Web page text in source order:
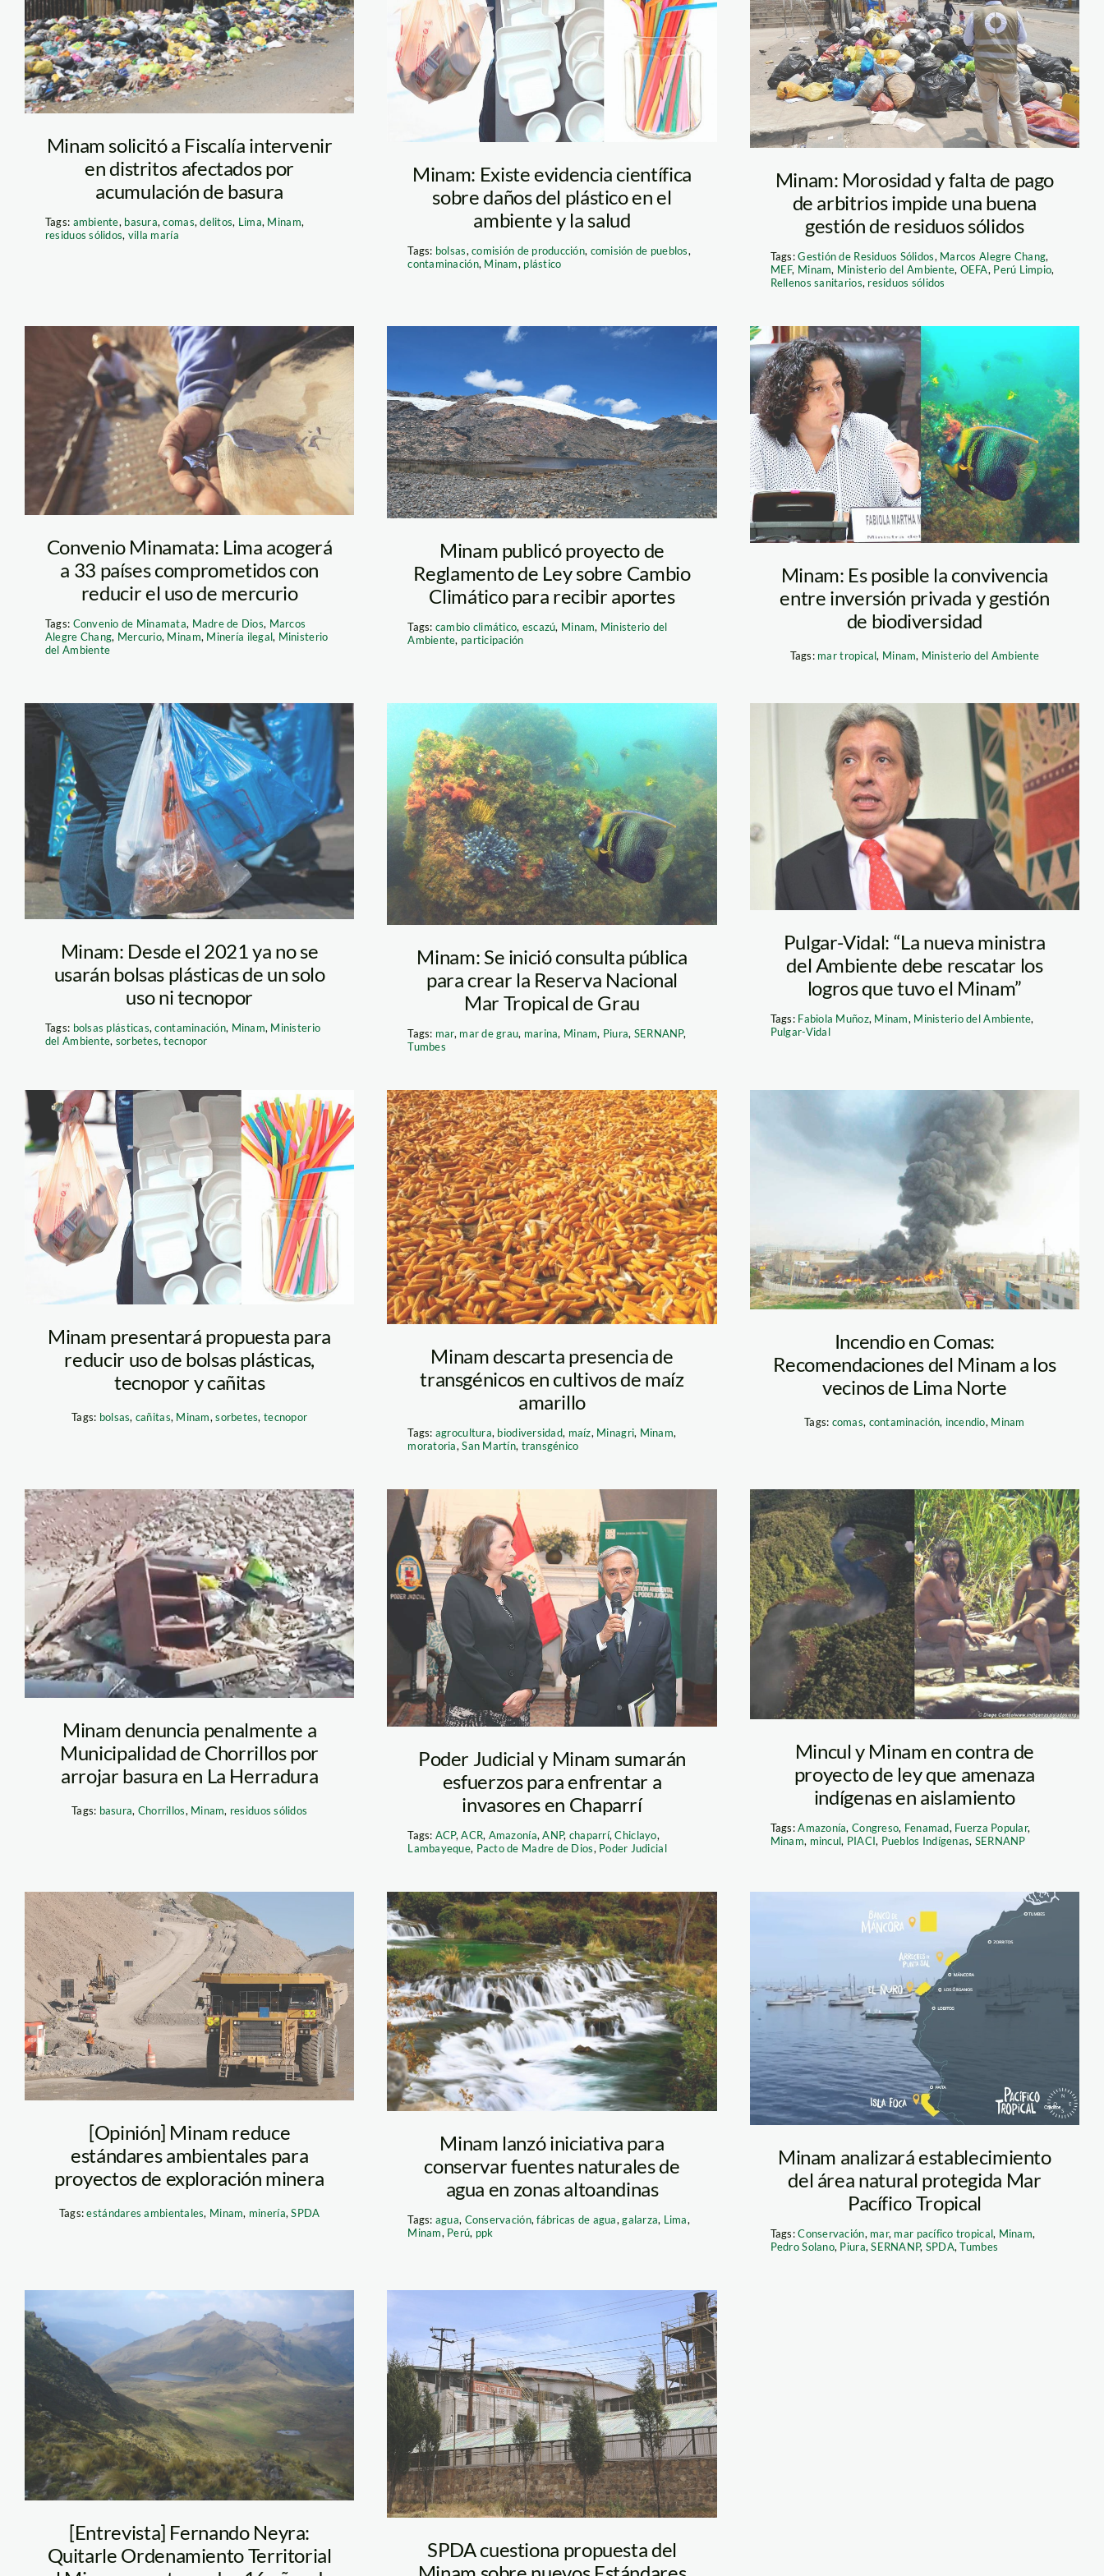
Minam solicitó a Fiscalía intervenir
en distritos afectados por
acumulación de basura
Tags: ambiente, basura,comas,delitos, Lima, Minam,
residuos sólidos, villa maría
tecnopor
Minam: Existe evidencia científica
sobre daños del plástico en el
ambiente y la salud
Tags: bolsas,comisión de producción, comisión de pueblos,
contaminación, Minam, plástico
– oefa 1
Minam: Morosidad y falta de pago
de arbitrios impide una buena
gestión de residuos sólidos
Tags:Gestión de Residuos Sólidos, Marcos Alegre Chang,
MEF, Minam, Ministerio del Ambiente, OEFA, Perú Limpio,
Rellenos sanitarios, residuos sólidos
mercurio – el
colombiano
Convenio Minamata: Lima acogerá
a 33 países comprometidos con
reducir el uso de mercurio
Tags: Convenio de Minamata, Madre de Dios, Marcos
Alegre Chang, Mercurio, Minam, Minería ilegal, Ministerio
del Ambiente
cambio climatico
– jaime tranca –
spda
Minam publicó proyecto de
Reglamento de Ley sobre Cambio
Climático para recibir aportes
Tags: cambio climático, escazú, Minam, Ministerio del
Ambiente, participación
fabiola-munoz-1
—minam
Minam: Es posible la convivencia
entre inversión privada y gestión
de biodiversidad
Tags: mar tropical, Minam, Ministerio del Ambiente
bolsas—ahora-
noticias
Minam: Desde el 2021 ya no se
usarán bolsas plásticas de un solo
uso ni tecnopor
Tags: bolsas plásticas,contaminación, Minam, Ministerio
del Ambiente, sorbetes,tecnopor
Pacifico-Tropical-
Yuri-Hooker
Minam: Se inició consulta pública
para crear la Reserva Nacional
Mar Tropical de Grau
Tags: mar, mar de grau, marina, Minam, Piura, SERNANP,
Tumbes
manuel pulgar –
canal n
Pulgar-Vidal: “La nueva ministra
del Ambiente debe rescatar los
logros que tuvo el Minam”
Tags: Fabiola Muñoz, Minam, Ministerio del Ambiente,
Pulgar-Vidal
bolsas-sorbetes-
tecnopor
Minam presentará propuesta para
reducir uso de bolsas plásticas,
tecnopor y cañitas
Tags: bolsas, cañitas, Minam,sorbetes, tecnopor
maiz-amarillo—
andina
Minam descarta presencia de
transgénicos en cultivos de maíz
amarillo
Tags: agrocultura, biodiversidad, maíz, Minagri, Minam,
moratoria,San Martín, transgénico
incendio-comas
—andina
Incendio en Comas:
Recomendaciones del Minam a los
vecinos de Lima Norte
Tags: comas, contaminación, incendio, Minam
basura-en-la-
herradura—
chorrillos
Minam denuncia penalmente a
Municipalidad de Chorrillos por
arrojar basura en La Herradura
Tags: basura, Chorrillos, Minam, residuos sólidos
minam-y-poder-
judicial—PJ
Poder Judicial y Minam sumarán
esfuerzos para enfrentar a
invasores en Chaparrí
Tags: ACP,ACR, Amazonía,ANP, chaparrí,Chiclayo,
Lambayeque, Pacto de Madre de Dios, Poder Judicial
pueblos-
indigenas
Mincul y Minam en contra de
proyecto de ley que amenaza
indígenas en aislamiento
Tags:Amazonía, Congreso, Fenamad, Fuerza Popular,
Minam, mincul, PIACI, Pueblos Indígenas, SERNANP
mineria – andina
[Opinión] Minam reduce
estándares ambientales para
proyectos de exploración minera
Tags:estándares ambientales, Minam, minería,SPDA
aguas – andina
Minam lanzó iniciativa para
conservar fuentes naturales de
agua en zonas altoandinas
Tags: agua, Conservación,fábricas de agua,galarza, Lima,
Minam, Perú, ppk
000 pacifico
tropical
El Servicio Nacional de Áreas Naturales
Protegidas se encuentra trabajando una
propuesta para conservar 116,139.95
hectáreas marinas que se concentran en
cuatro zonas: El Ñuro, Isla Foca, Arrecifes
de Punta Sal y el Banco de Máncora.
Minam analizará establecimiento
del área natural protegida Mar
Pacífico Tropical
Tags:Conservación, mar, mar pacífico tropical, Minam,
Pedro Solano, Piura,SERNANP, SPDA,Tumbes
chachapoyas11_1
[Entrevista] Fernando Neyra:
Quitarle Ordenamiento Territorial
la-oroya-
refineria-spda
SPDA cuestiona propuesta del